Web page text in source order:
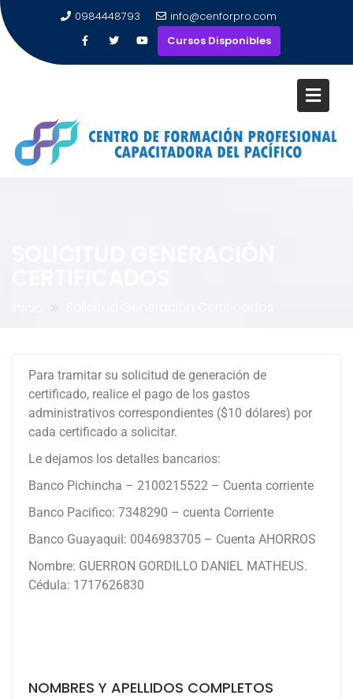
0984448793
info@cenforpro.com
Cursos Disponibles
Para tramitar su solicitud de generación de
certificado, realice el pago de los gastos
administrativos correspondientes ($10 dólares) por
cada certificado a solicitar.
Le dejamos los detalles bancarios:
Banco Pichincha – 2100215522 – Cuenta corriente
Banco Pacifico: 7348290 – cuenta Corriente
Banco Guayaquil: 0046983705 – Cuenta AHORROS
Nombre: GUERRON GORDILLO DANIEL MATHEUS.
Cédula: 1717626830
NOMBRES Y APELLIDOS COMPLETOS